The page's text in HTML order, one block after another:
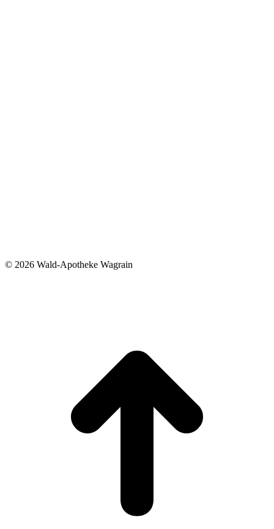
© 2026 Wald-Apotheke Wagrain